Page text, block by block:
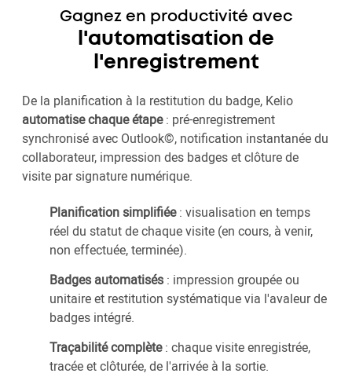
Gagnez en productivité avec
l'automatisation de
l'enregistrement
De la planification à la restitution du badge, Kelio
automatise chaque étape: pré-enregistrement
synchronisé avec Outlook©, notification instantanée du
collaborateur, impression des badges et clôture de
visite par signature numérique.
Planification simplifiée: visualisation en temps
réel du statut de chaque visite (en cours, à venir,
non effectuée, terminée).
Badges automatisés : impression groupée ou
unitaire et restitution systématique via l'avaleur de
badges intégré.
Traçabilité complète: chaque visite enregistrée,
tracée et clôturée, de l'arrivée à la sortie.